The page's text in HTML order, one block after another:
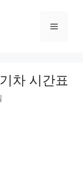
Menu
차 시간표